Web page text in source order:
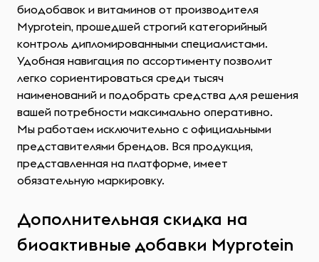
биодобавок и витаминов от производителя
Myprotein, прошедшей строгий категорийный
контроль дипломированными специалистами.
Удобная навигация по ассортименту позволит
легко сориентироваться среди тысяч
наименований и подобрать средства для решения
вашей потребности максимально оперативно.
Мы работаем исключительно с официальными
представителями брендов. Вся продукция,
представленная на платформе, имеет
обязательную маркировку.
Дополнительная скидка на
биоактивные добавки Myprotein